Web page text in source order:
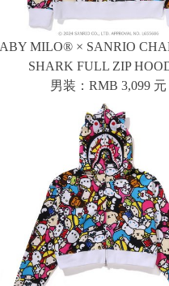
MILO® × SANRIO
SHARK FULL ZIP
男装：RMB 3,099 元